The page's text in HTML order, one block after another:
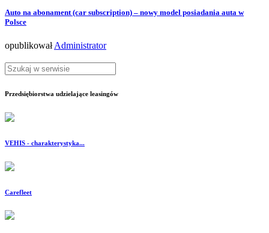
Auto na abonament (car subscription) – nowy model posiadania auta w
Polsce
opublikował Administrator
Przedsiębiorstwa udzielające leasingów
VEHIS - charakterystyka...
Carefleet